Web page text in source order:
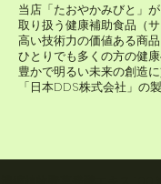
当店「たおやかみびと」が
取り扱う健康補助食品（
高い技術力の価値ある商
ひとりでも多くの方の健
豊かで明るい未来の創造
「​日本DDS株式会社」の製